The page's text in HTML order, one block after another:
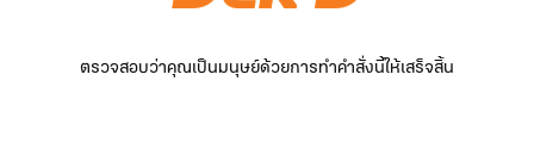
ตรวจสอบว่าคุณเป็นมนุษย์ด้วยการทำคำสั่งนี้ให้เสร็จสิ้น